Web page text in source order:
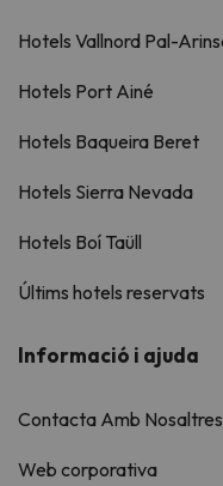
Hotels Vallnord Pal-
Hotels Port Ainé
Hotels Baqueira Beret
Hotels Sierra Nevada
Hotels Boí Taüll
Últims hotels reservats
Informació i ajuda
Contacta Amb Nosaltres
Web corporativa